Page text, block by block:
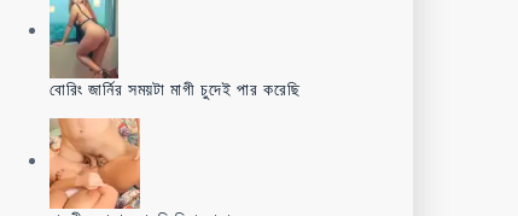
বোরিং জার্নির সময়টা মাগী চুদেই পার করেছি